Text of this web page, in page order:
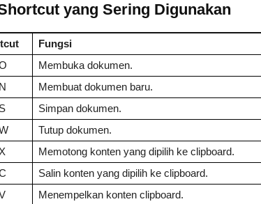
yang Sering Digunakan
Fungsi
Membuka dokumen.
Membuat dokumen baru.
Simpan dokumen.
Tutup dokumen.
Memotong konten yang dipilih ke clipboard.
Salin konten yang dipilih ke clipboard.
Menempelkan konten clipboard.